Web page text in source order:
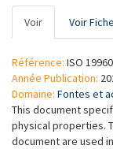
Onglets
principaux
Voir (onglet
actif)
Voir Fiche
Référence: ISO
Année Publication:
Domaine: Fontes et
This document
physical properties.
document are used